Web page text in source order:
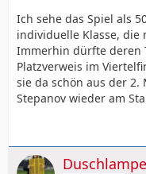
Ich sehe das Spiel als
individuelle Klasse, die
Immerhin dürfte deren
Platzverweis im
sie da schön aus der
Stepanov wieder am
Duschlampe